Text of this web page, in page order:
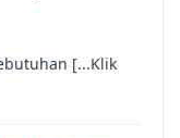
[...Klik